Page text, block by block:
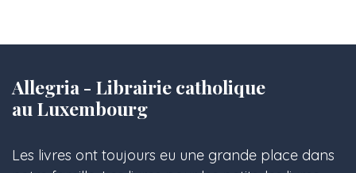
Allegria - Librairie catholique
au Luxembourg
Les livres ont toujours eu une grande place dans